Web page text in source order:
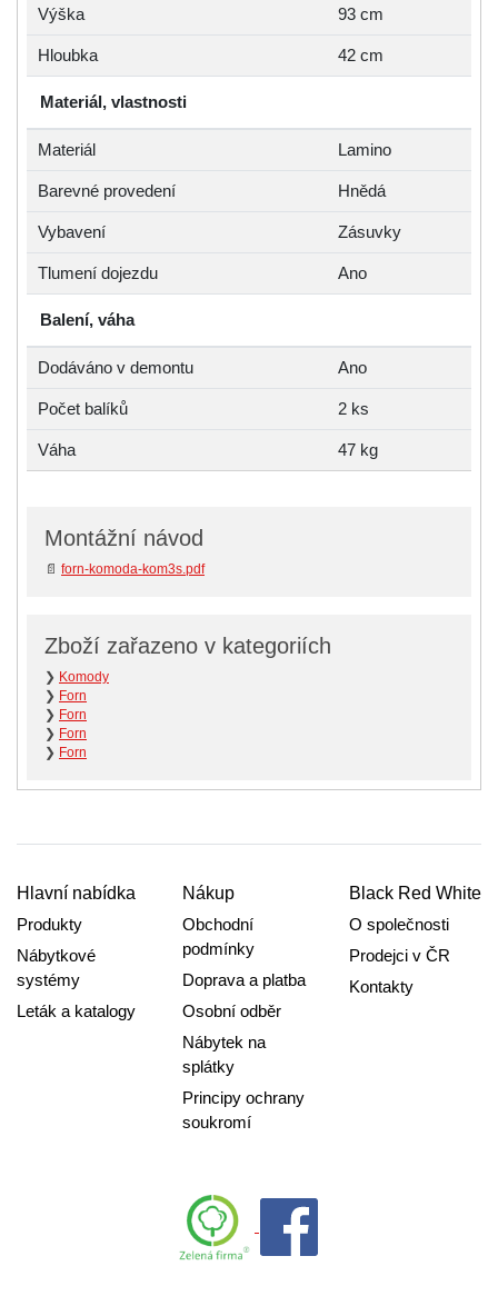
Výška 93 cm
Hloubka 42 cm
Materiál, vlastnosti
Materiál Lamino
Barevné provedení Hnědá
Vybavení Zásuvky
Tlumení dojezdu Ano
Balení, váha
Dodáváno v demontu Ano
Počet balíků 2 ks
Váha 47 kg
Montážní návod
📄 forn-komoda-kom3s.pdf
Zboží zařazeno v kategoriích
❯ Komody
❯ Forn
❯ Forn
❯ Forn
❯ Forn
Hlavní nabídka
Produkty
Nábytkové
systémy
Leták a katalogy
Nákup
Obchodní
podmínky
Doprava a platba
Osobní odběr
Nábytek na
splátky
Principy ochrany
soukromí
Black Red White
O společnosti
Prodejci v ČR
Kontakty